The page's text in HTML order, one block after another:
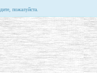
пожалуйста.